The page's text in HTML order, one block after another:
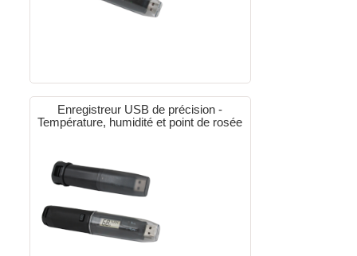
Enregistreur USB de précision -
Température, humidité et point de rosée